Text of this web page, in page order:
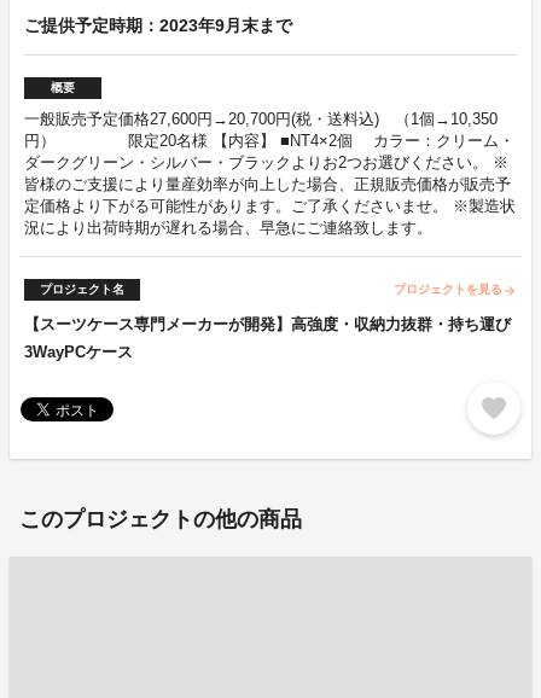
ご提供予定時期：2023年9月末まで
概要
一般販売予定価格27,600円→20,700円(税・送料込) （1個→10,350
円） 限定20名様 【内容】 ■NT4×2個 カラー：クリーム・
ダークグリーン・シルバー・ブラックよりお2つお選びください。 ※
皆様のご支援により量産効率が向上した場合、正規販売価格が販売予
定価格より下がる可能性があります。ご了承くださいませ。 ※製造状
況により出荷時期が遅れる場合、早急にご連絡致します。
プロジェクト名 プロジェクトを見る arrow_forward
【スーツケース専門メーカーが開発】高強度・収納力抜群・持ち運び
3WayPCケース
favorite
このプロジェクトの他の商品